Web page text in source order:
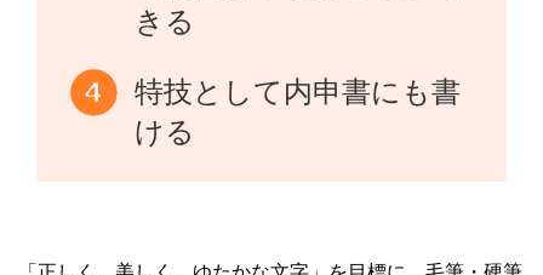
きる
特技として内申書にも書
ける